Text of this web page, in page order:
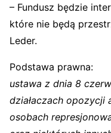
– Fundusz będzie
które nie będą
Leder.
Podstawa prawna:
ustawa z dnia 8
działaczach opozycji
osobach